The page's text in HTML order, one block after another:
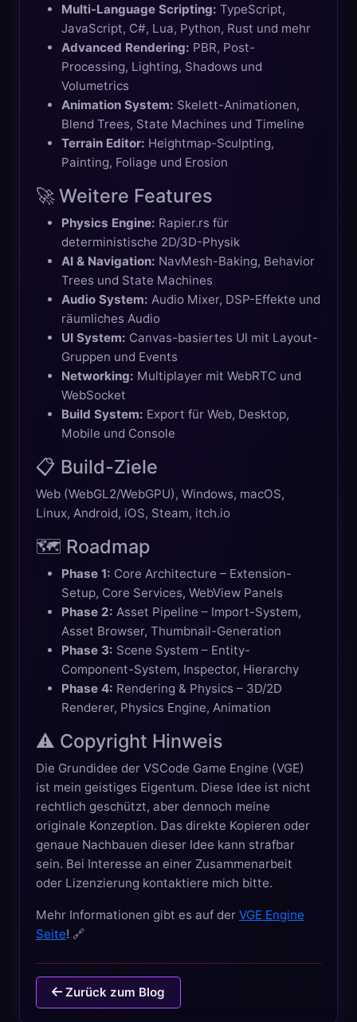
Multi-Language Scripting: TypeScript,
JavaScript, C#, Lua, Python, Rust und mehr
Advanced Rendering: PBR, Post-
Processing, Lighting, Shadows und
Volumetrics
Animation System: Skelett-Animationen,
Blend Trees, State Machines und Timeline
Terrain Editor: Heightmap-Sculpting,
Painting, Foliage und Erosion
🚀 Weitere Features
Physics Engine: Rapier.rs für
deterministische 2D/3D-Physik
AI & Navigation: NavMesh-Baking, Behavior
Trees und State Machines
Audio System: Audio Mixer, DSP-Effekte und
räumliches Audio
UI System: Canvas-basiertes UI mit Layout-
Gruppen und Events
Networking: Multiplayer mit WebRTC und
WebSocket
Build System: Export für Web, Desktop,
Mobile und Console
📋 Build-Ziele
Web (WebGL2/WebGPU), Windows, macOS,
Linux, Android, iOS, Steam, itch.io
🗺️ Roadmap
Phase 1: Core Architecture – Extension-
Setup, Core Services, WebView Panels
Phase 2: Asset Pipeline – Import-System,
Asset Browser, Thumbnail-Generation
Phase 3: Scene System – Entity-
Component-System, Inspector, Hierarchy
Phase 4: Rendering & Physics – 3D/2D
Renderer, Physics Engine, Animation
⚠️ Copyright Hinweis
Die Grundidee der VSCode Game Engine (VGE)
ist mein geistiges Eigentum. Diese Idee ist nicht
rechtlich geschützt, aber dennoch meine
originale Konzeption. Das direkte Kopieren oder
genaue Nachbauen dieser Idee kann strafbar
sein. Bei Interesse an einer Zusammenarbeit
oder Lizenzierung kontaktiere mich bitte.
Mehr Informationen gibt es auf der VGE Engine
Seite! 🔗
Zurück zum Blog